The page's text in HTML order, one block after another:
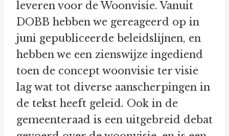
leveren voor de Woonvisie. Vanuit
DOBB hebben we gereageerd op in
juni gepubliceerde beleidslijnen, en
hebben we een zienswijze ingediend
toen de concept woonvisie ter visie
lag wat tot diverse aanscherpingen in
de tekst heeft geleid. Ook in de
gemeenteraad is een uitgebreid debat